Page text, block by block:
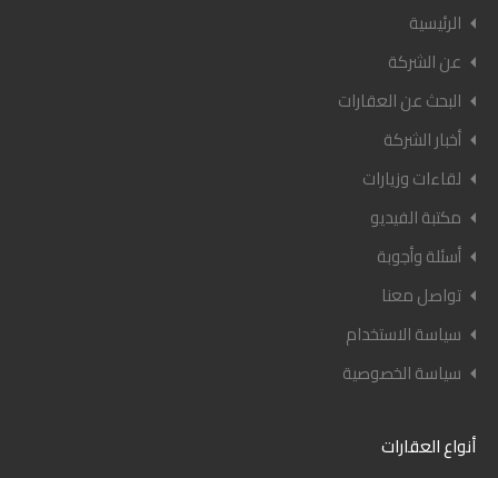
الرئيسية
عن الشركة
البحث عن العقارات
أخبار الشركة
لقاءات وزيارات
مكتبة الفيديو
أسئلة وأجوبة
تواصل معنا
سياسة الاستخدام
سياسة الخصوصية
أنواع العقارات